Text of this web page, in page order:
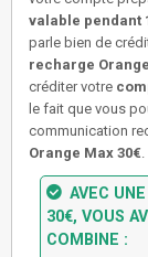
valable pendant
parle bien de
recharge
créditer votre
le fait que vous
communication
Orange Max 30€
AVEC UNE
30€, VOUS
COMBINE :